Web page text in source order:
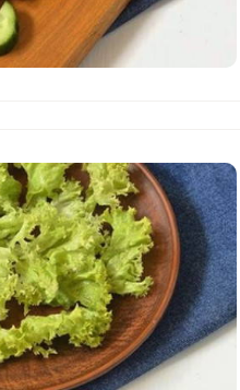
5.9 мг
10.2 мкг
7.5 мкг
120.1 мкг
0.5 мкг